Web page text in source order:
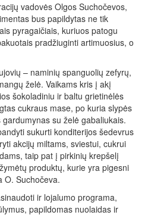
vadovės Olgos Suchočevos,
bus papildytas ne tik
pyragaičiais, kuriuos patogu
pradžiuginti artimuosius, o
– naminių spanguolių zefyrų,
želė. Vaikams kris į akį
šokoladiniu ir baltu grietinėlės
cukraus mase, po kuria slypės
su želė gabaliukais.
sukurti konditerijos šedevrus
akcijų miltams, sviestui, cukrui
taip pat į pirkinių krepšelį
produktų, kurie yra pigesni
O. Suchočeva.
ir lojalumo programa,
papildomas nuolaidas ir